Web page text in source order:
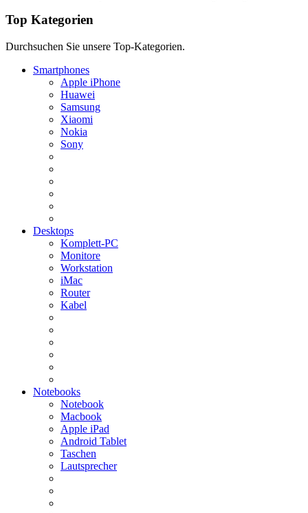
Top Kategorien
Durchsuchen Sie unsere Top-Kategorien.
Smartphones
Apple iPhone
Huawei
Samsung
Xiaomi
Nokia
Sony
Desktops
Komplett-PC
Monitore
Workstation
iMac
Router
Kabel
Notebooks
Notebook
Macbook
Apple iPad
Android Tablet
Taschen
Lautsprecher